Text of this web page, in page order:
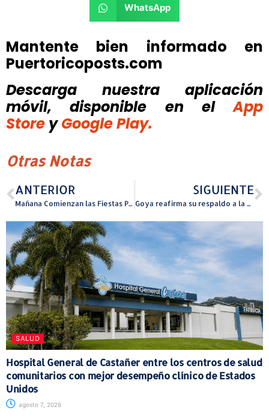
WhatsApp
Mantente bien informado en
Puertoricoposts.com
Descarga nuestra aplicación
móvil, disponible
en el
App
Store y Google Play.
Otras Notas
ANTERIOR
Mañana Comienzan las Fiestas Patronales de Aguada
SIGUIENTE
Goya reafirma su respaldo a la educación técnica y vocacional en la Escuela Superior Vocacional Tomás Ongay
SALUD
Hospital General de Castañer entre los centros de salud
comunitarios con mejor desempeño clínico de Estados
Unidos
agosto 7, 2026